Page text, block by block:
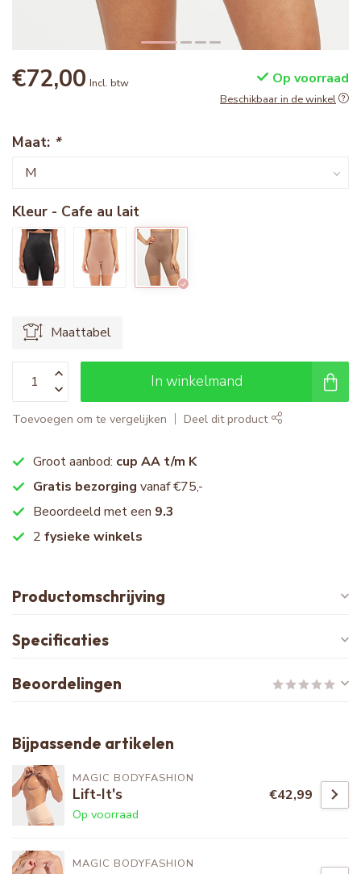
€72,00 Incl. btw Op voorraad
Beschikbaar in de winkel
Maat: *
Kleur - Cafe au lait
Maattabel
In winkelmand
Toevoegen om te vergelijken Deel dit product
Groot aanbod: cup AA t/m K
Gratis bezorging vanaf €75,-
Beoordeeld met een 9.3
2 fysieke winkels
Productomschrijving
Specificaties
Beoordelingen
Bijpassende artikelen
MAGIC BODYFASHION
Lift-It's
Op voorraad
€42,99
MAGIC BODYFASHION